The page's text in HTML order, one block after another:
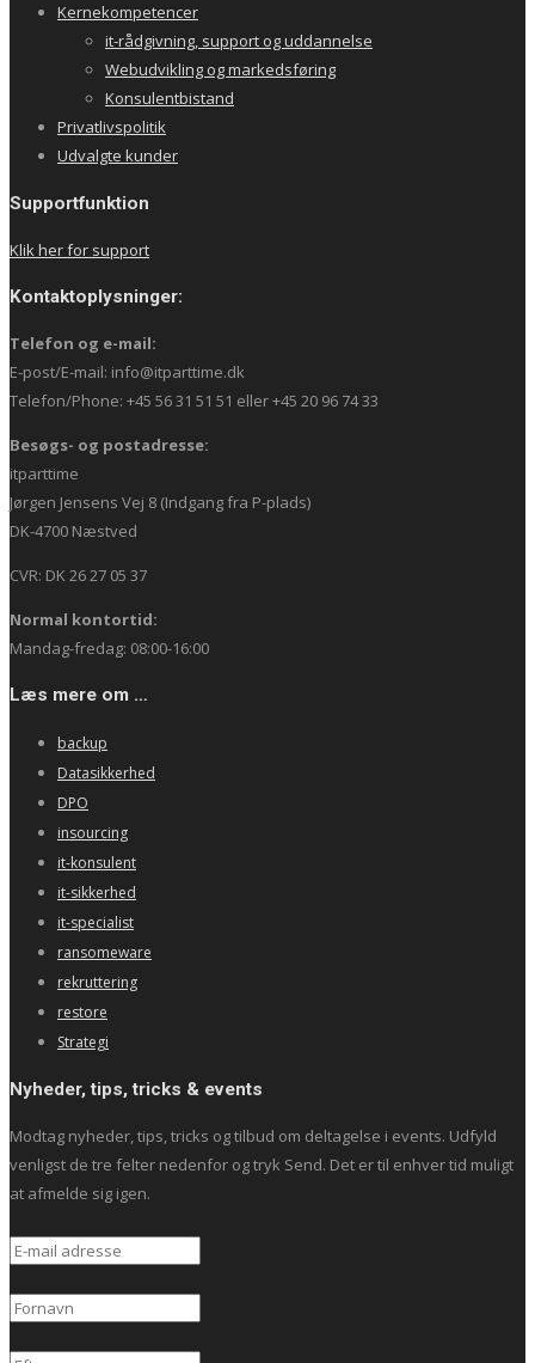
Kernekompetencer
it-rådgivning, support og uddannelse
Webudvikling og markedsføring
Konsulentbistand
Privatlivspolitik
Udvalgte kunder
Supportfunktion
Klik her for support
Kontaktoplysninger:
Telefon og e-mail:
E-post/E-mail: info@itparttime.dk
Telefon/Phone: +45 56 31 51 51 eller +45 20 96 74 33
Besøgs- og postadresse:
itparttime
Jørgen Jensens Vej 8 (Indgang fra P-plads)
DK-4700 Næstved
CVR: DK 26 27 05 37
Normal kontortid:
Mandag-fredag: 08:00-16:00
Læs mere om …
backup
Datasikkerhed
DPO
insourcing
it-konsulent
it-sikkerhed
it-specialist
ransomeware
rekruttering
restore
Strategi
Nyheder, tips, tricks & events
Modtag nyheder, tips, tricks og tilbud om deltagelse i events. Udfyld
venligst de tre felter nedenfor og tryk Send. Det er til enhver tid muligt
at afmelde sig igen.